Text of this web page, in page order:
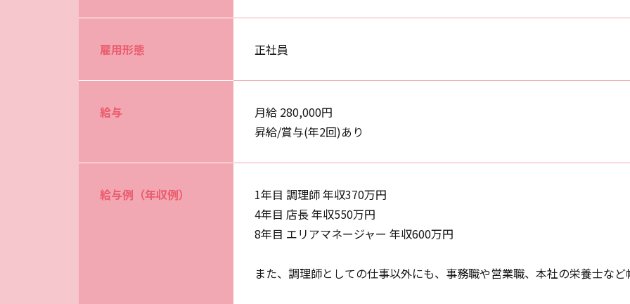
雇用形態 正社員
給与
月給 280,000円
昇給/賞与(年2回)あり
給与例（年収例）
1年目 調理師 年収370万円
4年目 店長 年収550万円
8年目 エリアマネージャー 年収600万円
また、調理師としての仕事以外にも、事務職や営業職、本社の栄養士など